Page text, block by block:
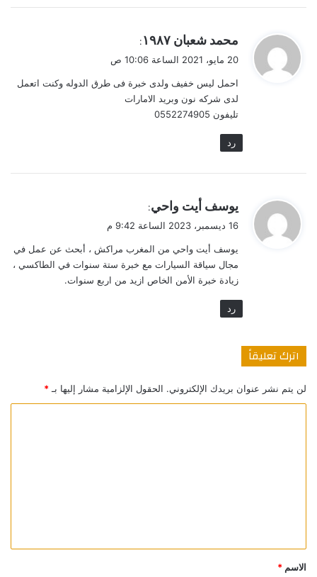
ق
ل
محمد شعبان ١٩٨٧
:
20 مايو، 2021 الساعة 10:06 ص
احمل ليس خفيف ولدى خبرة فى طرق الدوله وكنت اتعمل
لدى شركه نون وبريد الامارات
تليفون 0552274905
رد
ق
ل
يوسف أيت واحي:
16 ديسمبر، 2023 الساعة 9:42 م
يوسف أيت واحي من المغرب مراكش ، أبحث عن عمل في
مجال سياقة السيارات مع خبرة ستة سنوات في الطاكسي ،
زيادة خبرة الأمن الخاص ازيد من اربع سنوات.
رد
اترك تعليقاً
لن يتم نشر عنوان بريدك الإلكتروني. الحقول الإلزامية مشار إليها بـ*
*
الاسم *